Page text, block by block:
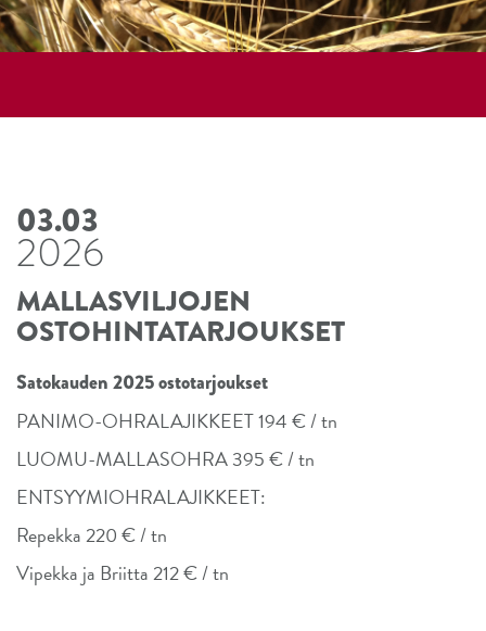
03.03
2026
MALLASVILJOJEN
OSTOHINTATARJOUKSET
Satokauden 2025 ostotarjoukset
PANIMO-OHRALAJIKKEET 194 € / tn
LUOMU-MALLASOHRA 395 € / tn
ENTSYYMIOHRALAJIKKEET:
Repekka 220 € / tn
Vipekka ja Briitta 212 € / tn